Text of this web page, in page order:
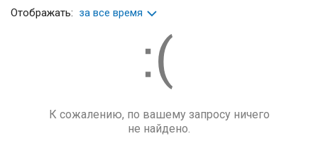
Отображать: за все время
К сожалению, по вашему запросу ничего
не найдено.